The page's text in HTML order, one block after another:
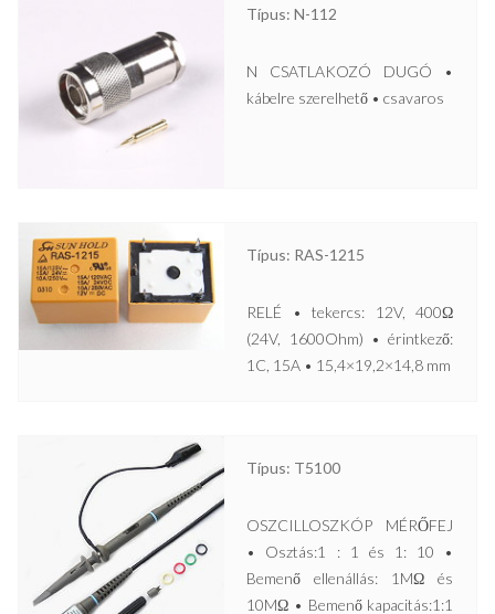
Típus: N-112
N CSATLAKOZÓ DUGÓ •
kábelre szerelhető • csavaros
Típus: RAS-1215
RELÉ • tekercs: 12V, 400Ω
(24V, 1600Ohm) • érintkező:
1C, 15A • 15,4×19,2×14,8 mm
Típus: T5100
OSZCILLOSZKÓP MÉRŐFEJ
• Osztás:1 : 1 és 1: 10 •
Bemenő ellenállás: 1MΩ és
10MΩ • Bemenő kapacitás:1:1